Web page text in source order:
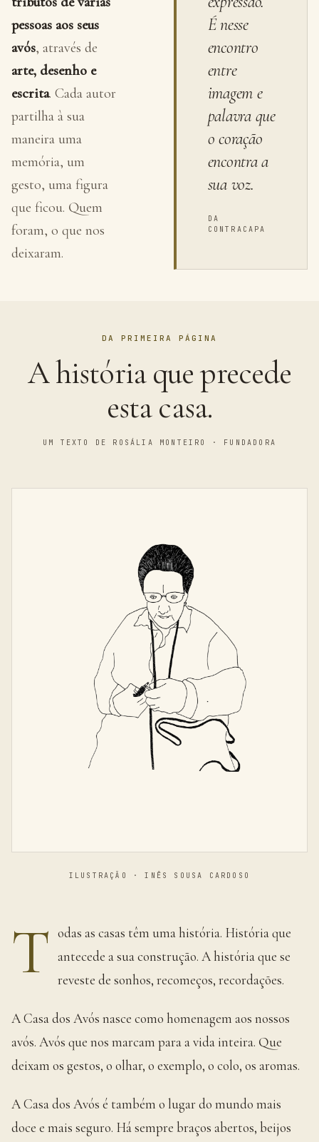
pessoas aos seus
avós, através de
arte, desenho e
escrita. Cada autor
partilha à sua
maneira uma
memória, um
gesto, uma figura
que ficou. Quem
foram, o que nos
deixaram.
É nesse
encontro
entre
imagem e
palavra que
o coração
encontra a
sua voz.
DA
CONTRACAPA
DA PRIMEIRA PÁGINA
A história que precede
esta casa.
UM TEXTO DE ROSÁLIA MONTEIRO · FUNDADORA
ILUSTRAÇÃO · INÊS SOUSA CARDOSO
T odas as casas têm uma história. História que
antecede a sua construção. A história que se
reveste de sonhos, recomeços, recordações.
A Casa dos Avós nasce como homenagem aos nossos
avós. Avós que nos marcam para a vida inteira. Que
deixam os gestos, o olhar, o exemplo, o colo, os aromas.
A Casa dos Avós é também o lugar do mundo mais
doce e mais seguro. Há sempre braços abertos, beijos